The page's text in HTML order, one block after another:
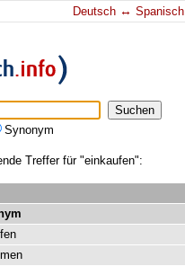
Deutsch ↔ Spanisch
Synonym
Treffer für "einkaufen":